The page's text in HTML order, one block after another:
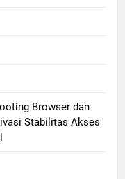
Browser dan
Stabilitas Akses